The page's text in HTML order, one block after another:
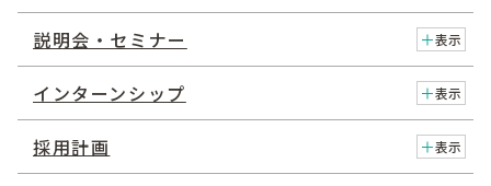
説明会・セミナー 表示
インターンシップ 表示
採用計画 表示